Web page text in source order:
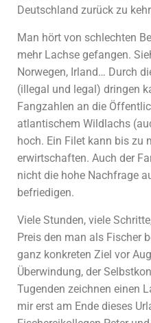
Deutschland zurück zu
Man hört von schlechten
mehr Lachse gefangen.
Norwegen, Irland… Durch
(illegal und legal) dringen
Fangzahlen an die
atlantischem Wildlachs
hoch. Ein Filet kann bis zu
erwirtschaften. Auch der
nicht die hohe Nachfrage
befriedigen.
Viele Stunden, viele
Preis den man als Fischer
ganz konkreten Ziel vor
Überwindung, der
Tugenden zeichnen einen
mir erst am Ende dieses